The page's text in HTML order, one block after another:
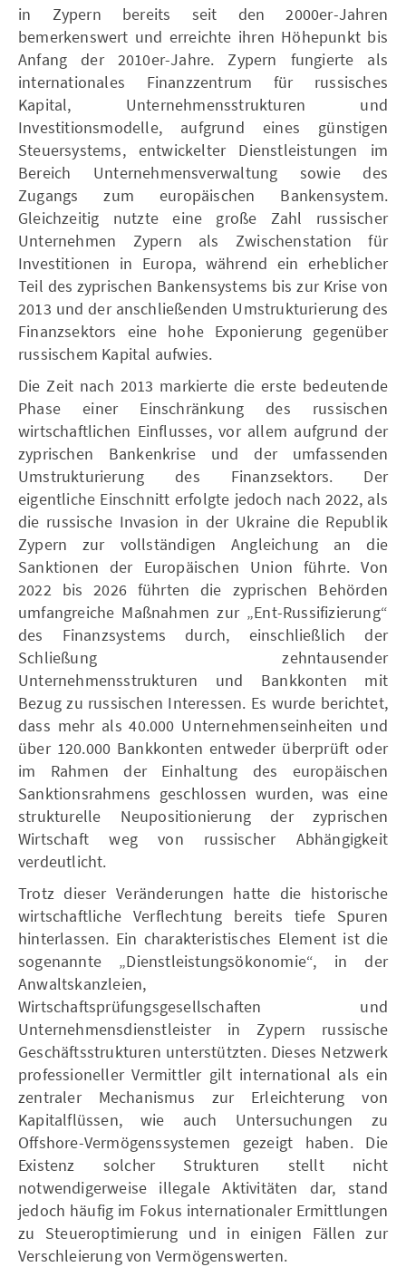
in Zypern bereits seit den 2000er-Jahren
bemerkenswert und erreichte ihren Höhepunkt bis
Anfang der 2010er-Jahre. Zypern fungierte als
internationales Finanzzentrum für russisches
Kapital, Unternehmensstrukturen und
Investitionsmodelle, aufgrund eines günstigen
Steuersystems, entwickelter Dienstleistungen im
Bereich Unternehmensverwaltung sowie des
Zugangs zum europäischen Bankensystem.
Gleichzeitig nutzte eine große Zahl russischer
Unternehmen Zypern als Zwischenstation für
Investitionen in Europa, während ein erheblicher
Teil des zyprischen Bankensystems bis zur Krise von
2013 und der anschließenden Umstrukturierung des
Finanzsektors eine hohe Exponierung gegenüber
russischem Kapital aufwies.
Die Zeit nach 2013 markierte die erste bedeutende
Phase einer Einschränkung des russischen
wirtschaftlichen Einflusses, vor allem aufgrund der
zyprischen Bankenkrise und der umfassenden
Umstrukturierung des Finanzsektors. Der
eigentliche Einschnitt erfolgte jedoch nach 2022, als
die russische Invasion in der Ukraine die Republik
Zypern zur vollständigen Angleichung an die
Sanktionen der Europäischen Union führte. Von
2022 bis 2026 führten die zyprischen Behörden
umfangreiche Maßnahmen zur „Ent-Russifizierung“
des Finanzsystems durch, einschließlich der
Schließung zehntausender
Unternehmensstrukturen und Bankkonten mit
Bezug zu russischen Interessen. Es wurde berichtet,
dass mehr als 40.000 Unternehmenseinheiten und
über 120.000 Bankkonten entweder überprüft oder
im Rahmen der Einhaltung des europäischen
Sanktionsrahmens geschlossen wurden, was eine
strukturelle Neupositionierung der zyprischen
Wirtschaft weg von russischer Abhängigkeit
verdeutlicht.
Trotz dieser Veränderungen hatte die historische
wirtschaftliche Verflechtung bereits tiefe Spuren
hinterlassen. Ein charakteristisches Element ist die
sogenannte „Dienstleistungsökonomie“, in der
Anwaltskanzleien,
Wirtschaftsprüfungsgesellschaften und
Unternehmensdienstleister in Zypern russische
Geschäftsstrukturen unterstützten. Dieses Netzwerk
professioneller Vermittler gilt international als ein
zentraler Mechanismus zur Erleichterung von
Kapitalflüssen, wie auch Untersuchungen zu
Offshore-Vermögenssystemen gezeigt haben. Die
Existenz solcher Strukturen stellt nicht
notwendigerweise illegale Aktivitäten dar, stand
jedoch häufig im Fokus internationaler Ermittlungen
zu Steueroptimierung und in einigen Fällen zur
Verschleierung von Vermögenswerten.